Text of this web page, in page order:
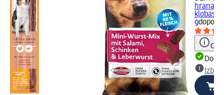
hrana
g